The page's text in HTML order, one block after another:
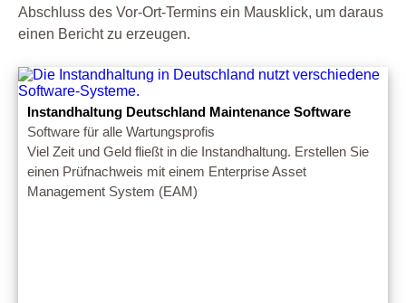
Abschluss des Vor-Ort-Termins ein Mausklick, um daraus
einen Bericht zu erzeugen.
Instandhaltung Deutschland Maintenance Software
Software für alle Wartungsprofis
Viel Zeit und Geld fließt in die Instandhaltung. Erstellen Sie
einen Prüfnachweis mit einem Enterprise Asset
Management System (EAM)